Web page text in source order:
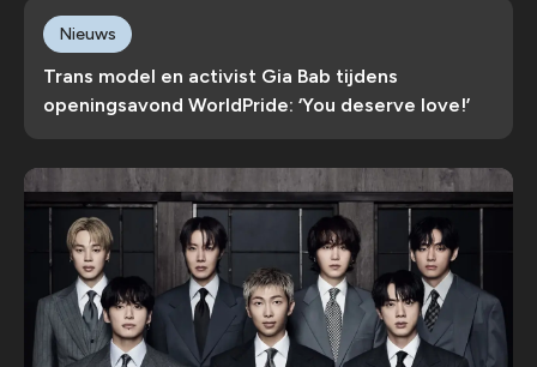
Trans model en activist Gia Bab tijdens
openingsavond WorldPride: ‘You deserve love!’
Nieuws